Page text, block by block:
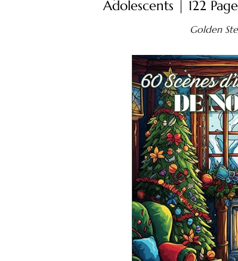
Adolescents | 122
Golden